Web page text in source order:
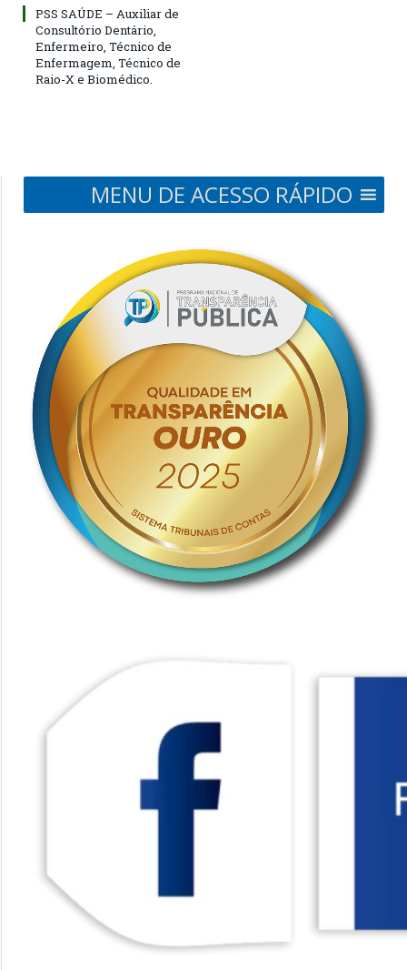
PSS SAÚDE – Auxiliar de
Consultório Dentário,
Enfermeiro, Técnico de
Enfermagem, Técnico de
Raio-X e Biomédico.
MENU DE ACESSO RÁPIDO